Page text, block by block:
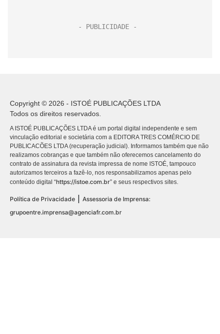
Copyright © 2026 - ISTOÉ PUBLICAÇÕES LTDA
Todos os direitos reservados.
A ISTOÉ PUBLICAÇÕES LTDA é um portal digital independente e sem
vinculação editorial e societária com a EDITORA TRES COMÉRCIO DE
PUBLICACÕES LTDA (recuperação judicial). Informamos também que não
realizamos cobranças e que também não oferecemos cancelamento do
contrato de assinatura da revista impressa de nome ISTOÉ, tampouco
autorizamos terceiros a fazê-lo, nos responsabilizamos apenas pelo
conteúdo digital “https://istoe.com.br” e seus respectivos sites.
Política de Privacidade | Assessoria de Imprensa:
grupoentre.imprensa@agenciafr.com.br